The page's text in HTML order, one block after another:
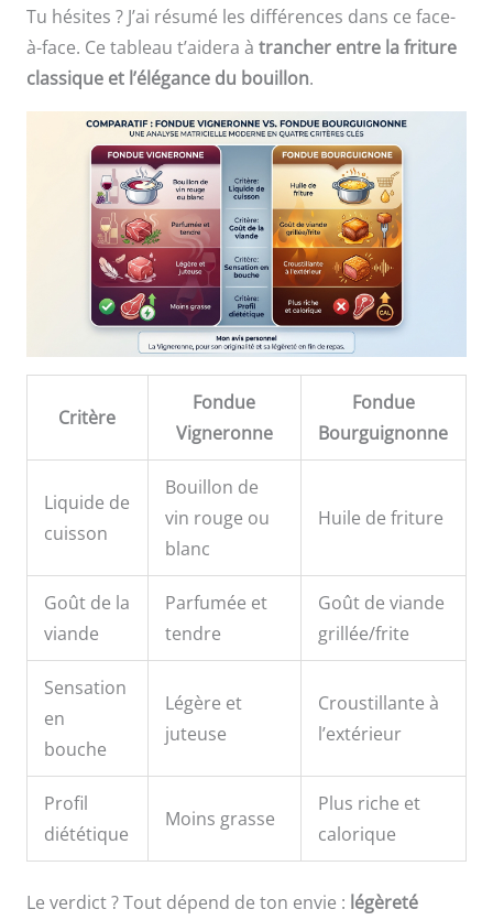
Tu hésites ? J’ai résumé les différences dans ce face-
à-face. Ce tableau t’aidera à trancher entre la friture
classique et l’élégance du bouillon.
Critère
Fondue
Vigneronne
Fondue
Bourguignonne
Liquide de
cuisson
Bouillon de
vin rouge ou
blanc
Huile de friture
Goût de la
viande
Parfumée et
tendre
Goût de viande
grillée/frite
Sensation
en
bouche
Légère et
juteuse
Croustillante à
l’extérieur
Profil
diététique
Moins grasse
Plus riche et
calorique
Le verdict ? Tout dépend de ton envie : légèreté